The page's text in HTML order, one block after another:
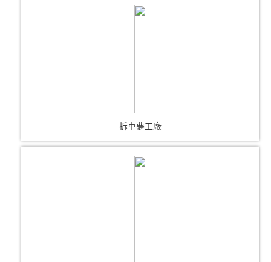
拆車夢工廠